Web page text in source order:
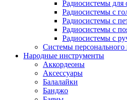
Радиосистемы для
Радиосистемы с
Радиосистемы с
Радиосистемы с
Радиосистемы с
Системы персонального
Народные инструменты
Аккордеоны
Аксессуары
Балалайки
Банджо